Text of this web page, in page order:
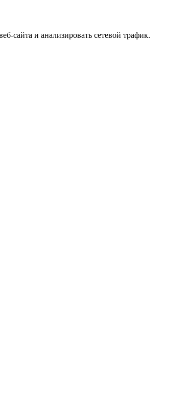
сайта и анализировать сетевой трафик.